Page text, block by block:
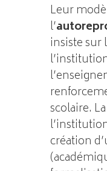
Leur
l’
insiste sur
scolaire.
création